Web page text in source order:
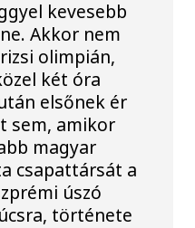
kevesebb
Akkor nem
olimpián,
két óra
elsőnek ér
sem, amikor
magyar
csapattársát a
úszó
története